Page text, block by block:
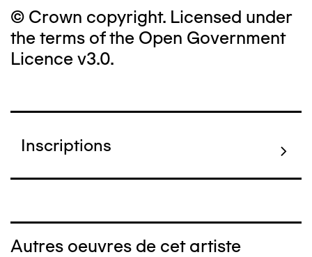
© Crown copyright. Licensed under
the terms of the Open Government
Licence v3.0.
Inscriptions
Autres oeuvres de cet artiste